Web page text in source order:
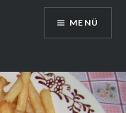
MENÜ